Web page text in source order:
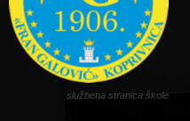
službena stranica škole